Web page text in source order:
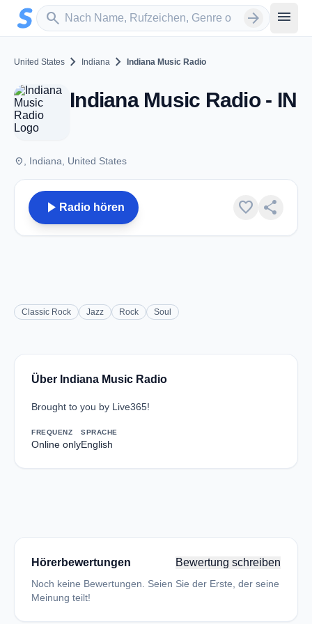
Zum Hauptinhalt springen
search
Sender suchen arrow_forward menu
United States chevron_right Indiana chevron_right Indiana Music Radio
Indiana Music Radio - IN
place , Indiana, United States
play_arrow Radio hören favorite share
Classic Rock Jazz Rock Soul
Über Indiana Music Radio
Brought to you by Live365!
FREQUENZ
Online only
SPRACHE
English
Hörerbewertungen Bewertung schreiben
Noch keine Bewertungen. Seien Sie der Erste, der seine
Meinung teilt!